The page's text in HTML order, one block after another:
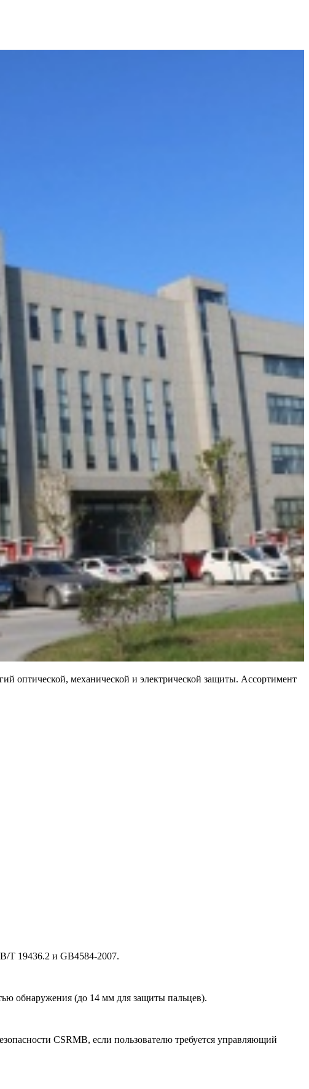
оптической, механической и электрической защиты. Ассортимент
T 19436.2 и GB4584-2007.
обнаружения (до 14 мм для защиты пальцев).
CSRMB, если пользователю требуется управляющий